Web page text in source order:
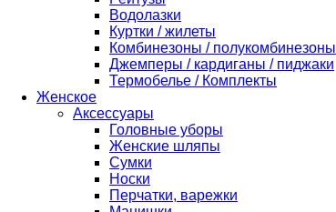
Водолазки
Куртки / жилеты
Комбинезоны / полукомбинезоны
Джемперы / кардиганы / пиджаки
Термобелье / Комплекты
Женское
Аксессуары
Головные уборы
Женские шляпы
Сумки
Носки
Перчатки, варежки